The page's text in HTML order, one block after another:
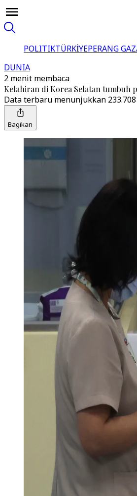
POLITIKTÜRKİYEPERANG
DUNIA
2 menit membaca
Kelahiran di Korea Selatan tumbuh
Data terbaru menunjukkan
Bagikan